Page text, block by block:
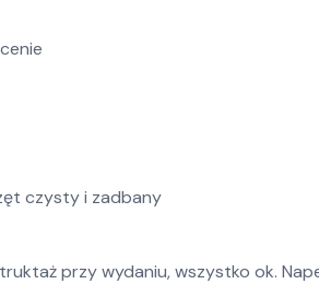
czysty i zadbany
przy wydaniu, wszystko ok.